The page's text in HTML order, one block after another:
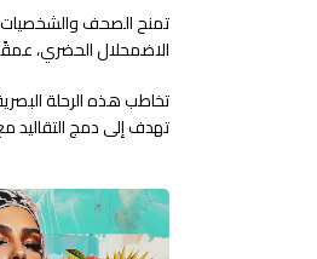
تمنح الصحف والشخصيات
الاضمحلال الحضري،
تخاطب هذه الرحلة
تهدف إلى دمج التقاليد